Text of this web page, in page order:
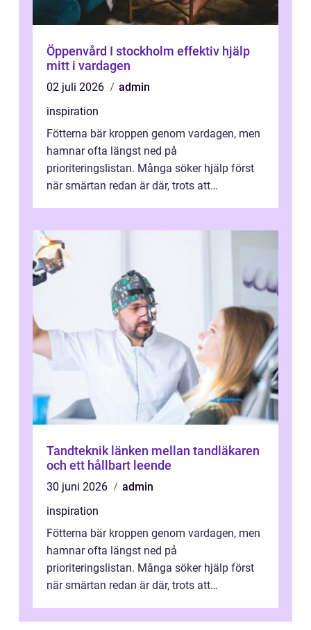
Öppenvård I stockholm effektiv hjälp
mitt i vardagen
02 juli 2026
admin
inspiration
Fötterna bär kroppen genom vardagen, men
hamnar ofta längst ned på
prioriteringslistan. Många söker hjälp först
när smärtan redan är där, trots att
Tandteknik länken mellan tandläkaren
och ett hållbart leende
30 juni 2026
admin
inspiration
Fötterna bär kroppen genom vardagen, men
hamnar ofta längst ned på
prioriteringslistan. Många söker hjälp först
när smärtan redan är där, trots att
problem och g...